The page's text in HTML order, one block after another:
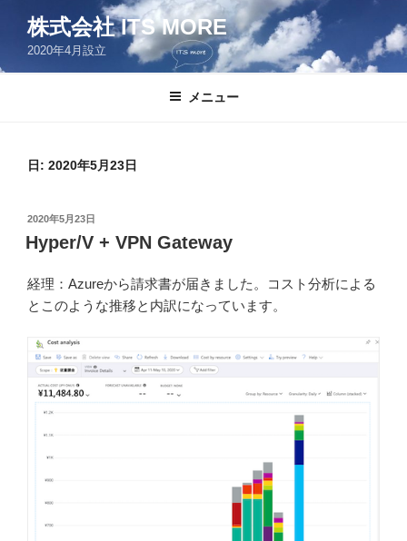
ン
株式会社 ITS MORE
2020年4月設立
メニュー
日: 2020年5月23日
投
稿
日:
2020年5月23日
Hyper/V + VPN Gateway
経理：Azureから請求書が届きました。コスト分析による
とこのような推移と内訳になっています。